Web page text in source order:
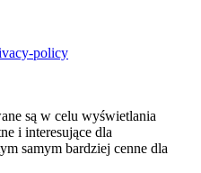
policy
są w celu wyświetlania
i interesujące dla
samym bardziej cenne dla